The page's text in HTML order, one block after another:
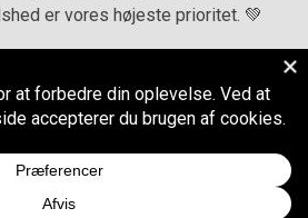
er vores højeste prioritet. 💚
–
Cookie- og privatlivspolitik